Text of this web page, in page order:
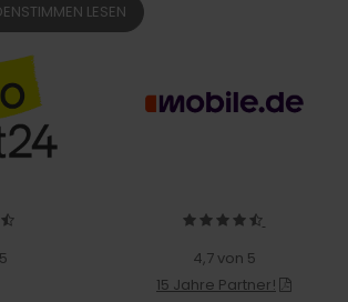
LESEN
4,7 von 5
15 Jahre Partner!